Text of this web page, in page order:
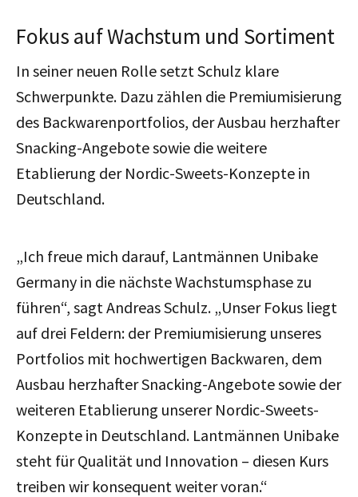
Fokus auf Wachstum und Sortiment
In seiner neuen Rolle setzt Schulz klare
Schwerpunkte. Dazu zählen die Premiumisierung
des Backwarenportfolios, der Ausbau herzhafter
Snacking-Angebote sowie die weitere
Etablierung der Nordic-Sweets-Konzepte in
Deutschland.
„Ich freue mich darauf, Lantmännen Unibake
Germany in die nächste Wachstumsphase zu
führen“, sagt Andreas Schulz. „Unser Fokus liegt
auf drei Feldern: der Premiumisierung unseres
Portfolios mit hochwertigen Backwaren, dem
Ausbau herzhafter Snacking-Angebote sowie der
weiteren Etablierung unserer Nordic-Sweets-
Konzepte in Deutschland. Lantmännen Unibake
steht für Qualität und Innovation – diesen Kurs
treiben wir konsequent weiter voran.“